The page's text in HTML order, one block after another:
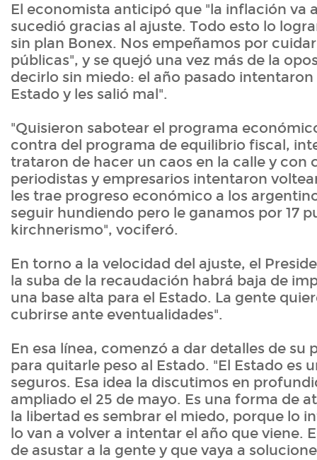
El economista anticipó que "la inflación va
sucedió gracias al ajuste. Todo esto lo
sin plan Bonex. Nos empeñamos por
públicas", y se quejó una vez más de la
decirlo sin miedo: el año pasado
Estado y les salió mal".
"Quisieron sabotear el programa
contra del programa de equilibrio fiscal,
trataron de hacer un caos en la calle y con
periodistas y empresarios intentaron
les trae progreso económico a los
seguir hundiendo pero le ganamos por 17
kirchnerismo", vociferó.
En torno a la velocidad del ajuste, el
la suba de la recaudación habrá baja de
una base alta para el Estado. La gente
cubrirse ante eventualidades".
En esa línea, comenzó a dar detalles de su
para quitarle peso al Estado. "El Estado es
seguros. Esa idea la discutimos en
ampliado el 25 de mayo. Es una forma de
la libertad es sembrar el miedo, porque lo
lo van a volver a intentar el año que viene.
de asustar a la gente y que vaya a